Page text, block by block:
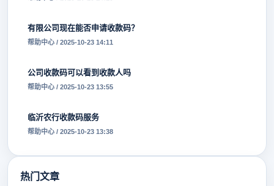
有限公司现在能否申请收款码？
帮助中心 / 2025-10-23 14:11
公司收款码可以看到收款人吗
帮助中心 / 2025-10-23 13:55
临沂农行收款码服务
帮助中心 / 2025-10-23 13:38
热门文章